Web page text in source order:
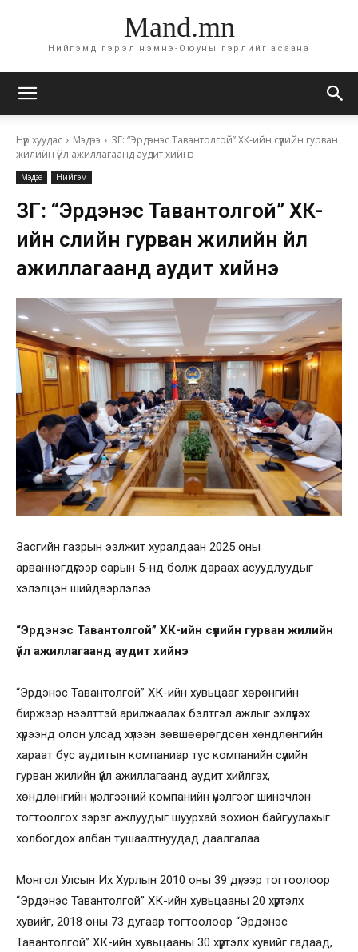
Mand.mn
Нийгэмд гэрэл нэмнэ-Оюуны гэрлийг асаана
Нүүр хуудас Мэдээ
ЗГ: “Эрдэнэс Тавантолгой” ХК-ийн сүүлийн гурван
жилийн үйл ажиллагаанд аудит хийнэ
Мэдээ Нийгэм
ЗГ: “Эрдэнэс Тавантолгой” ХК-
ийн сүүлийн гурван жилийн үйл
ажиллагаанд аудит хийнэ
Засгийн газрын ээлжит хуралдаан 2025 оны
арваннэгдүгээр сарын 5-нд болж дараах асуудлуудыг
хэлэлцэн шийдвэрлэлээ.
“Эрдэнэс Тавантолгой” ХК-ийн сүүлийн гурван жилийн
үйл ажиллагаанд аудит хийнэ
“Эрдэнэс Тавантолгой” ХК-ийн хувьцааг хөрөнгийн
биржээр нээлттэй арилжаалах бэлтгэл ажлыг эхлүүлэх
хүрээнд олон улсад хүлээн зөвшөөрөгдсөн хөндлөнгийн
хараат бус аудитын компаниар тус компанийн сүүлийн
гурван жилийн үйл ажиллагаанд аудит хийлгэх,
хөндлөнгийн үнэлгээний компанийн үнэлгээг шинэчлэн
тогтоолгох зэрэг ажлуудыг шуурхай зохион байгуулахыг
холбогдох албан тушаалтнуудад даалгалаа.
Монгол Улсын Их Хурлын 2010 оны 39 дүгээр тогтоолоор
“Эрдэнэс Тавантолгой” ХК-ийн хувьцааны 20 хүртэлх
хувийг, 2018 оны 73 дугаар тогтоолоор “Эрдэнэс
Тавантолгой” ХК-ийн хувьцааны 30 хүртэлх хувийг гадаад,